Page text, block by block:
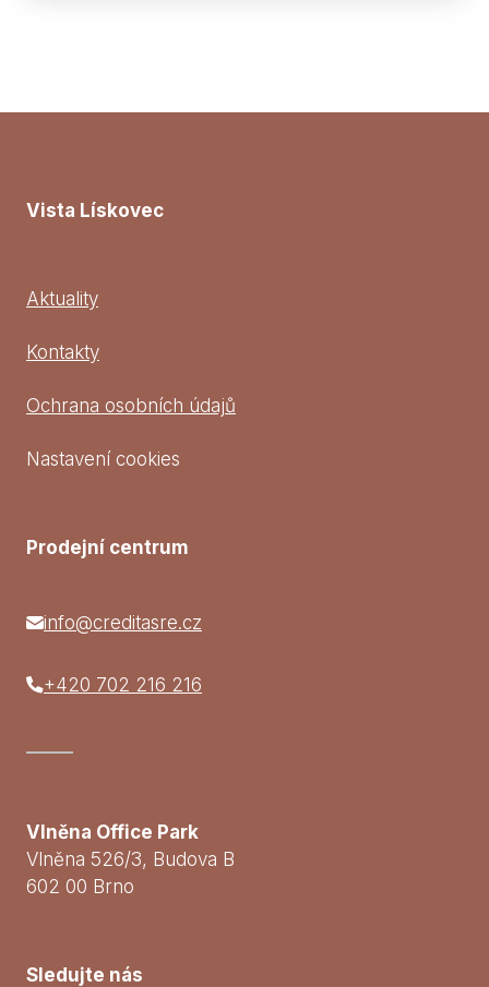
Vista Lískovec
Aktuality
Kontakty
Ochrana osobních údajů
Nastavení cookies
Prodejní centrum
info@creditasre.cz
+420 702 216 216
Vlněna Office Park
Vlněna 526/3, Budova B
602 00 Brno
Sledujte nás